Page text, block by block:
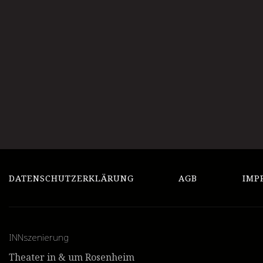
DATENSCHUTZERKLÄRUNG AGB
INNszenierung
Theater in & um Rosenheim